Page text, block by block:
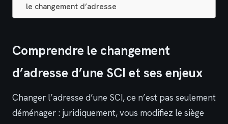
le changement d’adresse
Comprendre le changement
d’adresse d’une SCI et ses enjeux
Changer l’adresse d’une SCI, ce n’est pas seulement
déménager : juridiquement, vous modifiez le siège